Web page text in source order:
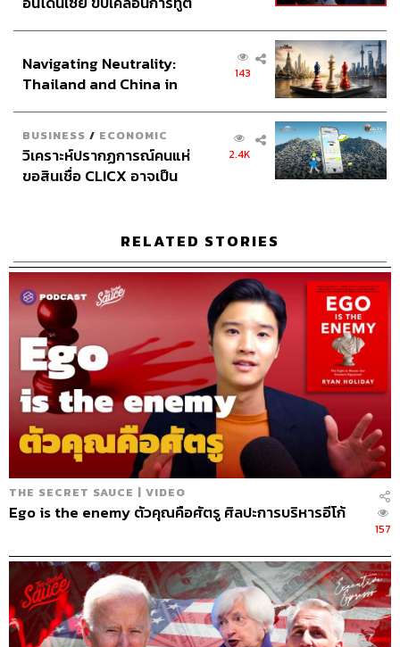
Credits
Show Creatorนครินทร์ วนกิจไพบูลย์
Head of The Secret Sauce
Sound Designer & Engineer กฤตพล จียะเกียรติ
Sound Recording Engineerขจีพรรณ วิจิตรรัตน์
Assistantอสุมิ สุกี้คาวะ
Graphic Designer
พันธิตรา หอมเดชนะกุล
Channel Manager
เชษฐพงศ์ ชูประดิษฐ์
Channel Adminจักรภัทร อ่ำพริ้ง
Proofreaderนัฐฐา สอนกลิ่น
Webmasterอารยา ปานศรี
Social Media Admins
วนัชพร ดวงนิล, สุทธกิตติ์​ สุทธา
วรรณกุล, ธิติกร ลิ้มทองมณี, วิมลณัฐ พรศิริอนันต์
Archive Officer
ชริน จำปาวัน
TAGS: Quantum Computing Podcast นครินทร์
เคน
The Standard Podcast
The Secret Sauce
เคน นครินทร์
นครินทร์ วนกิจไพบูลย์
ควอนตัม
Quantum
Quantum Technology
อินโดนีเซีย
Navigating Neutrality:
Thailand and China in
143
BUSINESS / ECONOMIC
วิเคราะห์ปรากฏการณ์คนแห่
ขอสินเชื่อ CLICX อาจเป็น
2.4K
RELATED STORIES
THE SECRET SAUCE | VIDEO
Ego is the enemy ตัวคุณคือศัตรู ศิลปะการบริหารอีโก้
157